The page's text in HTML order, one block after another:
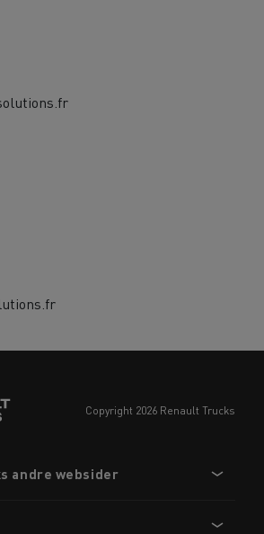
copyright 2026 Renault Trucks
andre websider